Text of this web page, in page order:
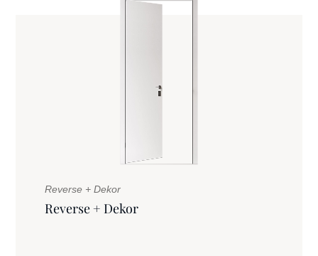
Reverse + Dekor
Reverse + Dekor